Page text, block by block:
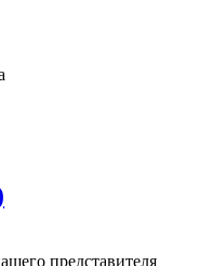
представителя